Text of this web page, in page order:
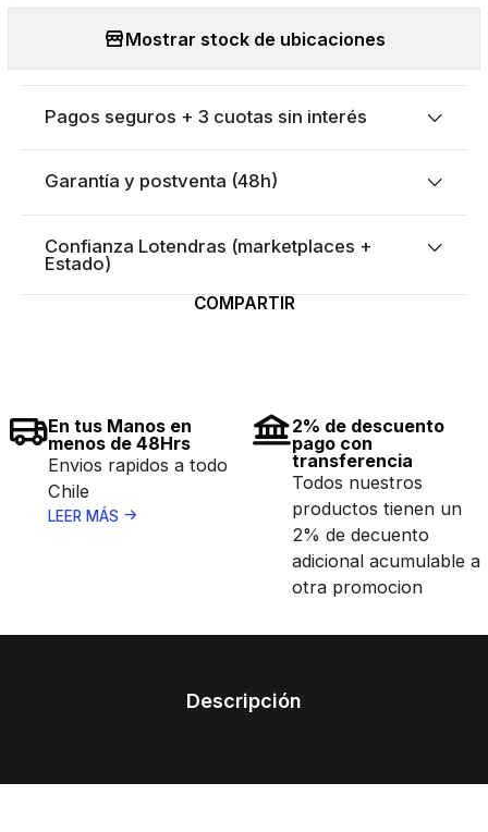
Mostrar stock de ubicaciones
Pagos seguros + 3 cuotas sin interés
Garantía y postventa (48h)
Confianza Lotendras (marketplaces +
Estado)
COMPARTIR
En tus Manos en
menos de 48Hrs
Envios rapidos a todo
Chile
LEER MÁS
2% de descuento
pago con
transferencia
Todos nuestros
productos tienen un
2% de decuento
adicional acumulable a
otra promocion
Descripción